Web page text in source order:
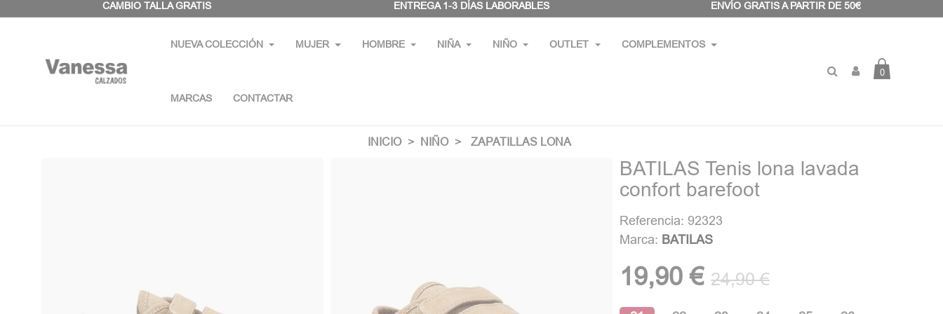
CAMBIO TALLA GRATIS ENTREGA 1-3 DÍAS LABORABLES ENVÍO GRATIS A PARTIR DE 50€
NUEVA COLECCIÓN MUJER HOMBRE NIÑA NIÑO OUTLET COMPLEMENTOS
MARCAS CONTACTAR
0
INICIO NIÑO ZAPATILLAS LONA
BATILAS Tenis lona lavada
confort barefoot
Referencia: 92323
Marca: BATILAS
19,90 € 24,90 €
Panel de gestión de cookies